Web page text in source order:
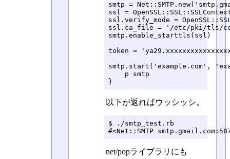
smtp =
ssl =
ssl.verify_mode =
ssl.ca_file = '/etc/pki/tls/
smtp.enable_starttls(ssl)
token =
smtp.start('example.com',
    p smtp
}
以下が返ればウッシッシ。
$ ./smtp_test.rb
#<Net::SMTP
net/popライブラリにも